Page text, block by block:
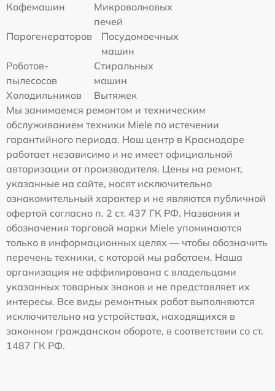
Кофемашин
Микроволновых
печей
Парогенераторов
Посудомоечных
машин
Роботов-
пылесосов
Стиральных
машин
Холодильников
Вытяжек
Мы занимаемся ремонтом и техническим
обслуживанием техники Miele по истечении
гарантийного периода. Наш центр в Краснодаре
работает независимо и не имеет официальной
авторизации от производителя. Цены на ремонт,
указанные на сайте, носят исключительно
ознакомительный характер и не являются публичной
офертой согласно п. 2 ст. 437 ГК РФ. Названия и
обозначения торговой марки Miele упоминаются
только в информационных целях — чтобы обозначить
перечень техники, с которой мы работаем. Наша
организация не аффилирована с владельцами
указанных товарных знаков и не представляет их
интересы. Все виды ремонтных работ выполняются
исключительно на устройствах, находящихся в
законном гражданском обороте, в соответствии со ст.
1487 ГК РФ.